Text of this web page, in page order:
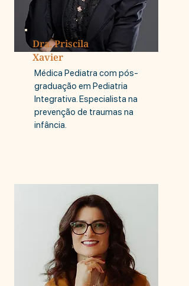
Dra. Priscila
Xavier
Médica Pediatra com pós-
graduação em Pediatria
Integrativa. Especialista na
prevenção de traumas na
infância.